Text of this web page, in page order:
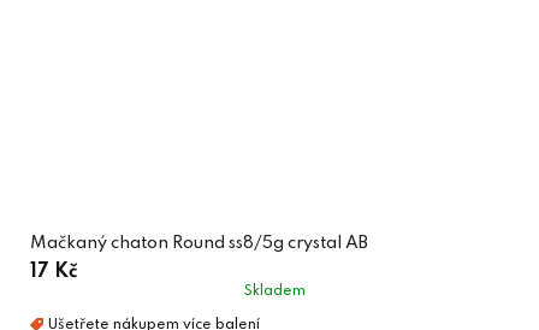
Mačkaný chaton Round ss8/5g crystal AB
17 Kč
Skladem